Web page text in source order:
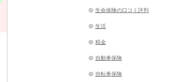
生命保険の口コミ評判
生活
税金
自動車保険
自転車保険